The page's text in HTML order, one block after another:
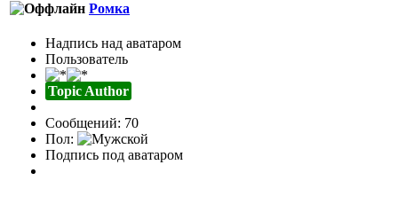
Ромка
Надпись над аватаром
Пользователь
Topic Author
Сообщений: 70
Пол:
Подпись под аватаром